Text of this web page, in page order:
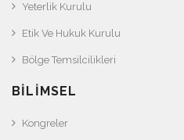
Yeterlik Kurulu
Etik Ve Hukuk Kurulu
Bölge Temsilcilikleri
BILIMSEL
Kongreler